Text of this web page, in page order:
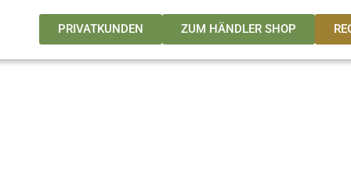
PRIVATKUNDEN ZUM HÄNDLER SHOP